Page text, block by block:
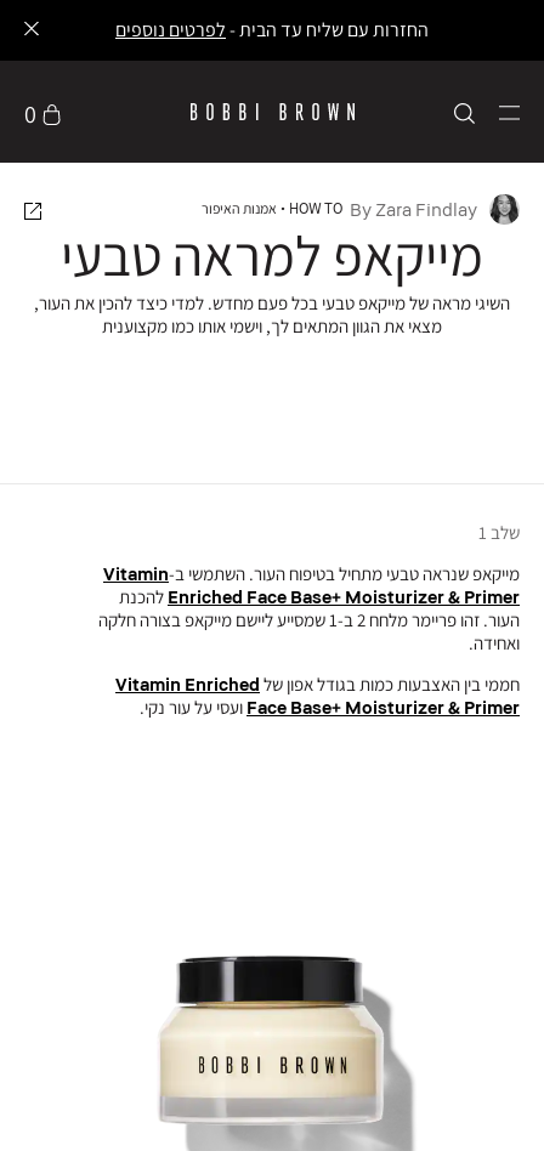
לפרטים נוספים
0
HOW TO אמנות האיפור
מייקאפ למראה טבעי
השיגי מראה של מייקאפ טבעי בכל פעם מחדש. למדי כיצד להכין את העור,
מצאי את הגוון המתאים לך, וישמי אותו כמו מקצוענית
By Zara Findlay
שלב 1
מייקאפ שנראה טבעי מתחיל בטיפוח העור. השתמשי ב-Vitamin
Enriched Face Base+ Moisturizer & Primer להכנת
העור. זהו פריימר מלחח 2 ב-1 שמסייע ליישם מייקאפ בצורה חלקה
ואחידה.
חממי בין האצבעות כמות בגודל אפון של Vitamin Enriched
Face Base+ Moisturizer & Primer ועסי על עור נקי.